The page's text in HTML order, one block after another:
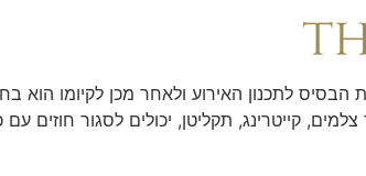
לתכנון האירוע ולאחר מכן לקיומו הוא
קייטרינג, תקליטן, יכולים לסגור חוזים עם